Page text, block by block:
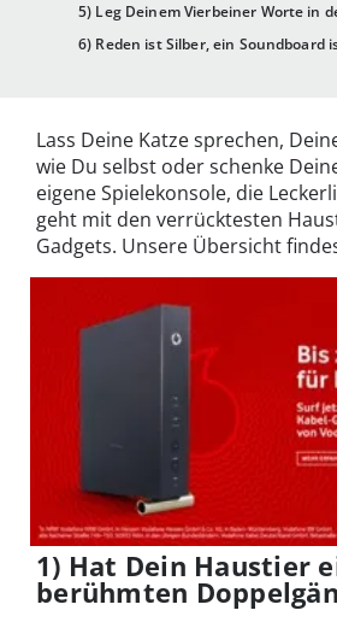
5) Leg Deinem Vierbeiner Worte in
6) Reden ist Silber, ein Soundboard
Lass Deine Katze sprechen,
wie Du selbst oder schenke
eigene Spielekonsole, die
geht mit den verrücktesten
Gadgets. Unsere Übersicht
1) Hat Dein Haustier
berühmten